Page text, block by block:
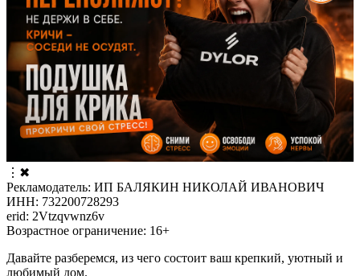
⋮ ✖
Рекламодатель: ИП БАЛЯКИН НИКОЛАЙ ИВАНОВИЧ
ИНН: 732200728293
erid: 2Vtzqvwnz6v
Возрастное ограничение: 16+
Давайте разберемся, из чего состоит ваш крепкий, уютный и
любимый дом.